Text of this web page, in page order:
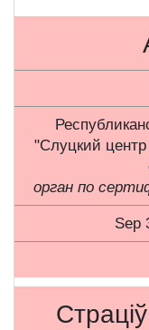
"Слуцкий
орган по
Sep